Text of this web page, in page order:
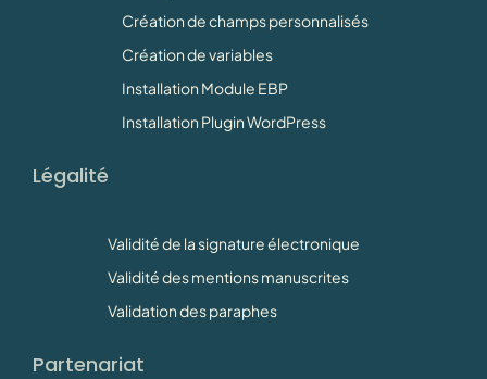
Création de champs personnalisés
Création de variables
Installation Module EBP
Installation Plugin WordPress
Légalité
Validité de la signature électronique
Validité des mentions manuscrites
Validation des paraphes
Partenariat